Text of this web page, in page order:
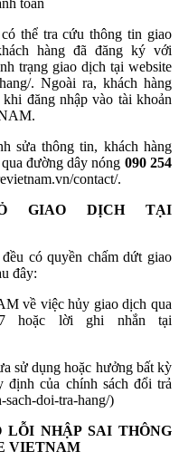
thể tra cứu thông tin giao
hàng đã đăng ký với
trạng giao dịch tại website
. Ngoài ra, khách hàng
đăng nhập vào tài khoản
sửa thông tin, khách hàng
đường dây nóng 090 254
contact/.
GIAO DỊCH TẠI
có quyền chấm dứt giao
đây:
về việc hủy giao dịch qua
hoặc lời ghi nhắn tại
sử dụng hoặc hưởng bất kỳ
của chính sách đổi trả
sach-doi-tra-hang/)
LỖI NHẬP SAI THÔNG
VIETNAM